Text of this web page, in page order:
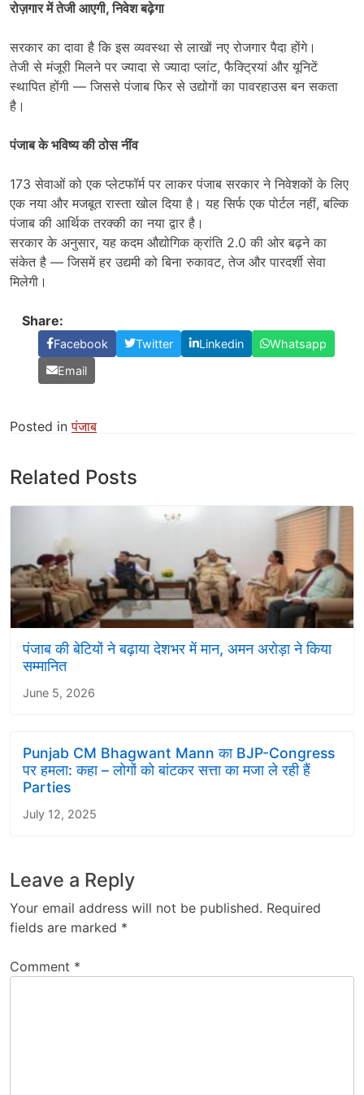
रोज़गार में तेजी आएगी,निवेश बढ़ेगा
सरकार का दावा है कि इस व्यवस्था से लाखों नए रोजगार पैदा होंगे।
तेजी से मंजूरी मिलने पर ज्यादा से ज्यादा प्लांट, फैक्ट्रियां और यूनिटें
स्थापित होंगी — जिससे पंजाब फिर से उद्योगों का पावरहाउस बन सकता
है।
पंजाब के भविष्य की ठोस नींव
173 सेवाओं को एक प्लेटफॉर्म पर लाकर पंजाब सरकार ने निवेशकों के लिए
एक नया और मजबूत रास्ता खोल दिया है। यह सिर्फ एक पोर्टल नहीं, बल्कि
पंजाब की आर्थिक तरक्की का नया द्वार है।
सरकार के अनुसार, यह कदम औद्योगिक क्रांति 2.0 की ओर बढ़ने का
संकेत है — जिसमें हर उद्यमी को बिना रुकावट, तेज और पारदर्शी सेवा
मिलेगी।
Share:
Facebook Twitter Linkedin
Whatsapp
Email
Posted inपंजाब
Related Posts
पंजाब की बेटियों ने बढ़ाया देशभर में मान, अमन अरोड़ा ने किया
सम्मानित
June 5, 2026
Punjab CM Bhagwant Mann का BJP-Congress
पर हमला: कहा – लोगों को बांटकर सत्ता का मजा ले रही हैं
Parties
July 12, 2025
Leave a Reply
Your email address will not be published. Required
fields are marked *
Comment *